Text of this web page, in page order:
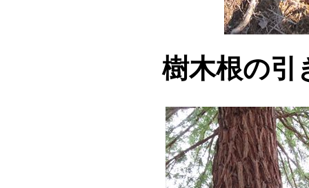
樹木根の引